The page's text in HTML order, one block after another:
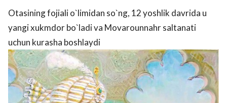
Otasining fojiali o`limidan so`ng, 12 yoshlik davrida u
yangi xukmdor bo`ladi va Movarounnahr saltanati
uchun kurasha boshlaydi